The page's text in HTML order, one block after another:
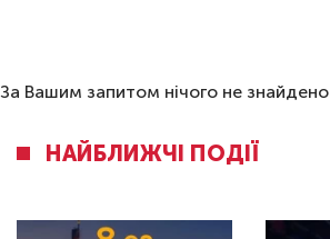
За Вашим запитом нічого не знайдено
НАЙБЛИЖЧІ ПОДІЇ